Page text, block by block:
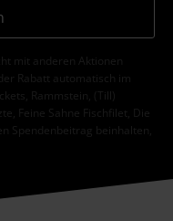
mit anderen Aktionen
Rabatt automatisch im
Rammstein, (Till)
Feine Sahne Fischfilet, Die
Spendenbeitrag beinhalten,